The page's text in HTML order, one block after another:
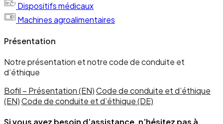
Dispositifs médicaux
Machines agroalimentaires
Présentation
Notre présentation et notre code de conduite et
d’éthique
Bofil – Présentation (EN)Code de conduite et d’éthique
(EN)Code de conduite et d’éthique (DE)
Si vous avez besoin d’assistance, n’hésitez pas à